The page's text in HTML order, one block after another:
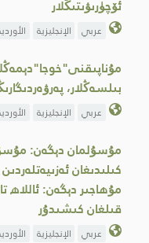
ئۆچۈرىۋىتىڭلار
عربي الإنجليزية
بىلسەڭلار،
عربي الإنجليزية
مۇسۇلمان دېگەن:
كىلىدىغان
مۇھاجىر دېگەن: ئاللاھ
قىلغان كىشىدۇر
عربي الإنجليزية